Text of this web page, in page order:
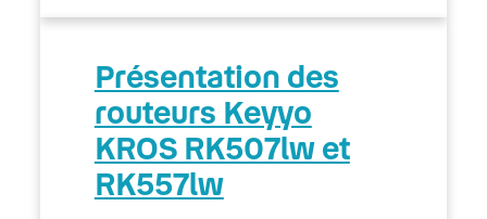
Présentation des
routeurs Keyyo
KROS RK507lw et
RK557lw